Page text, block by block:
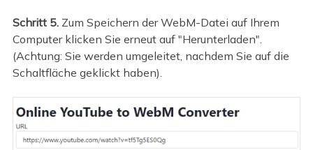
Schritt 5. Zum Speichern der WebM-Datei auf Ihrem
Computer klicken Sie erneut auf "Herunterladen".
(Achtung: Sie werden umgeleitet, nachdem Sie auf die
Schaltfläche geklickt haben).